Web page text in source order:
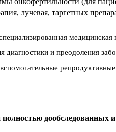
лучевая, таргетных
диагностики и преодоления
репродуктивные
дообследованных